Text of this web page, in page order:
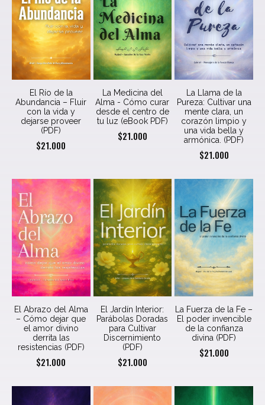
El Río de la
Abundancia – Fluir
con la vida y
dejarse proveer
(PDF)
$21.000
La Medicina del
Alma - Cómo curar
desde el centro de
tu luz (eBook PDF)
$21.000
La Llama de la
Pureza: Cultivar una
mente clara, un
corazón limpio y
una vida bella y
armónica. (PDF)
$21.000
El Abrazo del Alma
– Cómo dejar que
el amor divino
derrita las
resistencias (PDF)
$21.000
El Jardín Interior:
Parábolas Doradas
para Cultivar
Discernimiento
(PDF)
$21.000
La Fuerza de la Fe –
El poder invencible
de la confianza
divina (PDF)
$21.000